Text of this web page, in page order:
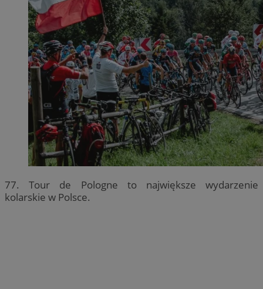
77. Tour de Pologne to największe wydarzenie
kolarskie w Polsce.